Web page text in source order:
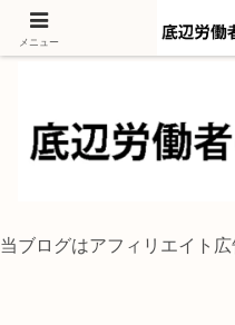
独身底辺おじさんが風景
当ブログはアフィリエイト
メニュー